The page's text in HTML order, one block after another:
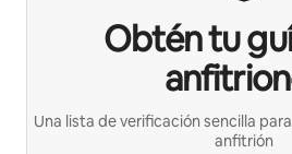
Obtén tu
Una lista de verificación sencilla
anfitrión